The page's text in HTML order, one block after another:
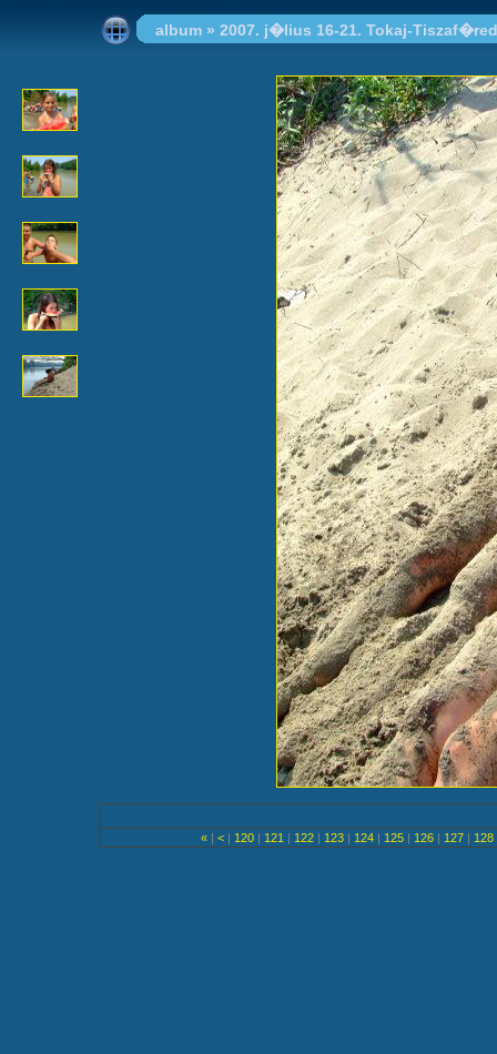
album » 2007. j�lius 16-21. Tokaj-Tiszaf�red
« | < | 120 | 121 | 122 | 123 | 124 | 125 | 126 | 127 | 128